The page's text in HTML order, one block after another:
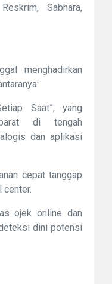
Sabhara,
menghadirkan
Saat”, yang
di tengah
dan aplikasi
cepat tanggap
ojek online dan
dini potensi